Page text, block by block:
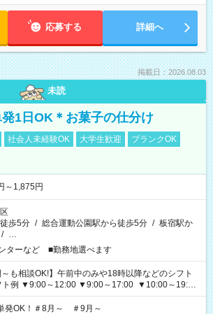
応募する 詳細へ
掲載日：2026.08.03
未読
1日OK＊お菓子の仕分け
社会人未経験OK 大学生歓迎
ブランクOK
～1,875円
歩5分 / 総合運動公園駅から徒歩5分 / 板宿駅か
/ …
ターなど ■勤務地選べます
～も相談OK!】午前中のみや18時以降などのシフト
ト例 ▼9:00～12:00 ▼9:00～17:00 ▼10:00～19:00
発OK！＃8月～ ＃9月～